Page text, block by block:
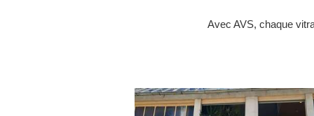
Avec AVS, chaque